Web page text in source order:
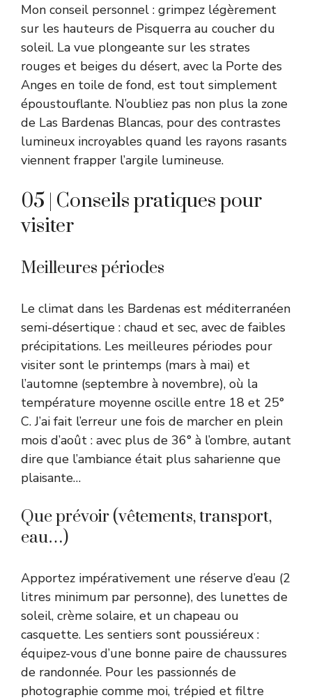
Mon conseil personnel : grimpez légèrement
sur les hauteurs de Pisquerra au coucher du
soleil. La vue plongeante sur les strates
rouges et beiges du désert, avec la Porte des
Anges en toile de fond, est tout simplement
époustouflante. N’oubliez pas non plus la zone
de Las Bardenas Blancas, pour des contrastes
lumineux incroyables quand les rayons rasants
viennent frapper l’argile lumineuse.
05 | Conseils pratiques pour
visiter
Meilleures périodes
Le climat dans les Bardenas est méditerranéen
semi-désertique : chaud et sec, avec de faibles
précipitations. Les meilleures périodes pour
visiter sont le printemps (mars à mai) et
l’automne (septembre à novembre), où la
température moyenne oscille entre 18 et 25°
C. J’ai fait l’erreur une fois de marcher en plein
mois d’août : avec plus de 36° à l’ombre, autant
dire que l’ambiance était plus saharienne que
plaisante…
Que prévoir (vêtements, transport,
eau…)
Apportez impérativement une réserve d’eau (2
litres minimum par personne), des lunettes de
soleil, crème solaire, et un chapeau ou
casquette. Les sentiers sont poussiéreux :
équipez-vous d’une bonne paire de chaussures
de randonnée. Pour les passionnés de
photographie comme moi, trépied et filtre